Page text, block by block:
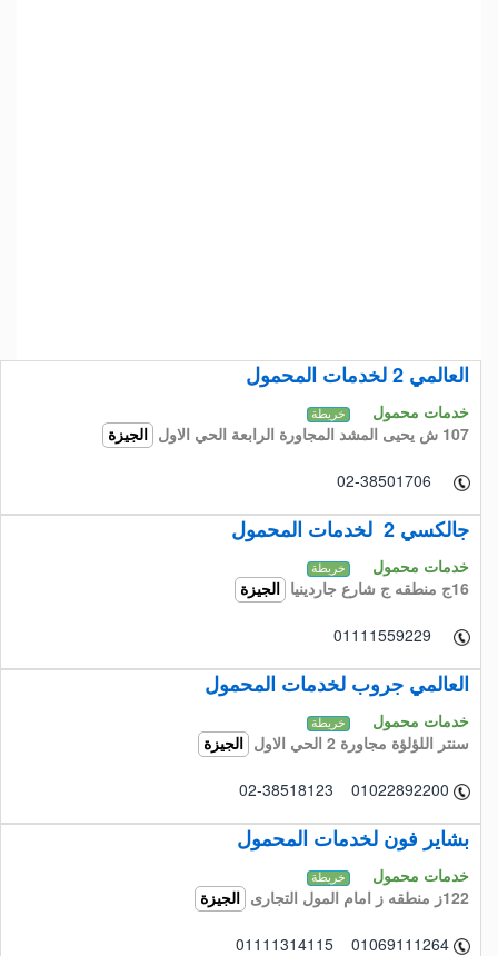
العالمي 2 لخدمات المحمول
خدمات محمول خريطة
107 ش يحيى المشد المجاورة الرابعة الحي الاول الجيزة
02-38501706
جالكسي 2 لخدمات المحمول
خدمات محمول خريطة
16ج منطقه ج شارع جاردينيا الجيزة
01111559229
العالمي جروب لخدمات المحمول
خدمات محمول خريطة
سنتر اللؤلؤة مجاورة 2 الحي الاول الجيزة
02-38518123 01022892200
بشاير فون لخدمات المحمول
خدمات محمول خريطة
122ز منطقه ز امام المول التجارى الجيزة
01111314115 01069111264